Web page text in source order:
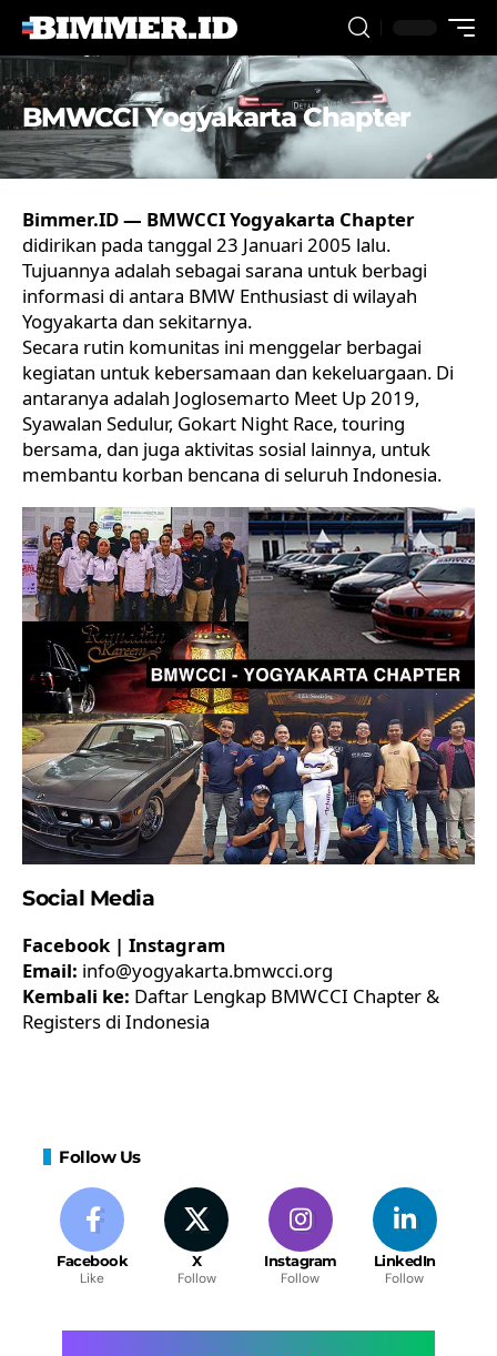
BMWCCI Yogyakarta Chapter
Bimmer.ID — BMWCCI Yogyakarta Chapter
didirikan pada tanggal 23 Januari 2005 lalu.
Tujuannya adalah sebagai sarana untuk berbagi
informasi di antara BMW Enthusiast di wilayah
Yogyakarta dan sekitarnya.
Secara rutin komunitas ini menggelar berbagai
kegiatan untuk kebersamaan dan kekeluargaan. Di
antaranya adalah Joglosemarto Meet Up 2019,
Syawalan Sedulur, Gokart Night Race, touring
bersama, dan juga aktivitas sosial lainnya, untuk
membantu korban bencana di seluruh Indonesia.
Social Media
Facebook | Instagram
Email: info@yogyakarta.bmwcci.org
Kembali ke: Daftar Lengkap BMWCCI Chapter &
Registers di Indonesia
Follow Us
Facebook
Like
X
Follow
Instagram
Follow
LinkedIn
Follow